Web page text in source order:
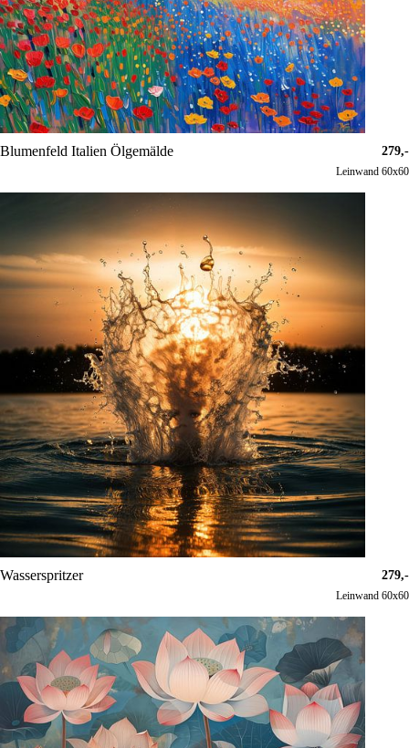
Blumenfeld Italien Ölgemälde 279,-
Leinwand 60x60
Wasserspritzer 279,-
Leinwand 60x60